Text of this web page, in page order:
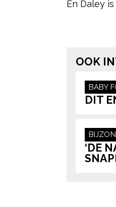
En Daley
OOK
BABY
DIT
‘DE